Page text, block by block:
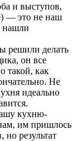
и выступов,
— это не наш
нашли
решили делать
он все
такой, как
Не
идеально
кухню-
им пришлось
результат